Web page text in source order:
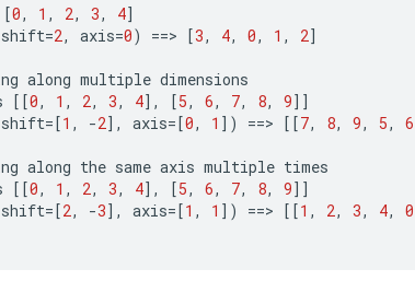
[0, 1 , 2, 3, 4]
shift=2, axis=0) ==> [3, 4, 0, 1 , 2]
along multiple dimensions
[[0, 1 , 2, 3, 4] , [5, 6, 7, 8, 9]]
shift=[1 , -2] , axis=[0, 1 ] ) ==> [[7, 8, 9, 5, 6
along the same axis multiple times
[[0, 1 , 2, 3, 4] , [5, 6, 7, 8, 9]]
shift=[2, -3] , axis=[1 , 1 ] ) ==> [[1 , 2, 3, 4, 0